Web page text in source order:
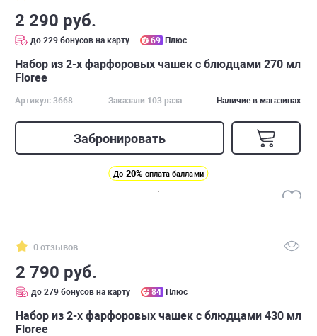
2 290 руб.
до 229 бонусов на карту 69 Плюс
Набор из 2-х фарфоровых чашек с блюдцами 270 мл
Floree
Артикул: 3668 Заказали 103 раза Наличие в магазинах
Забронировать
До 20% оплата баллами
0 отзывов
2 790 руб.
до 279 бонусов на карту 84 Плюс
Набор из 2-х фарфоровых чашек с блюдцами 430 мл
Floree